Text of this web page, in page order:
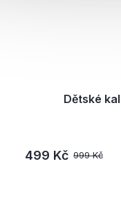
Dětské
999 Kč
499 Kč